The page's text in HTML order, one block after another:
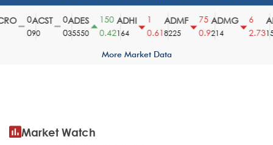
ACST
90
ADES
35550
150
0.42
ADHI
164
0.61
ADMF
8225
75
0.9
ADMG
214
2.73
More Market Data
Market Watch